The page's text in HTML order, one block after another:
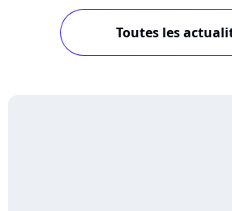
Toutes les